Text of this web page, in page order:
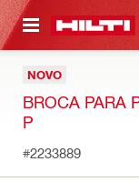
PRINCIPAL
NOVO
BROCA PARA
P
#2233889